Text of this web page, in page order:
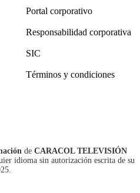
Portal corporativo
Responsabilidad corporativa
SIC
Términos y condiciones
de CARACOL TELEVISIÓN
idioma sin autorización escrita de su